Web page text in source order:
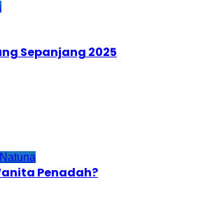
Sepanjang 2025
Natuna
Penadah?